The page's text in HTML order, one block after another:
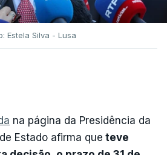
Estela Silva - Lusa
na página da Presidência da
Estado afirma que teve